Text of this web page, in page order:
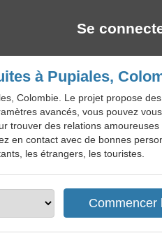
Se
à Pupiales,
Colombie. Le projet propose
avancés, vous pouvez
trouver des relations
en contact avec de bonnes
les étrangers, les touristes.